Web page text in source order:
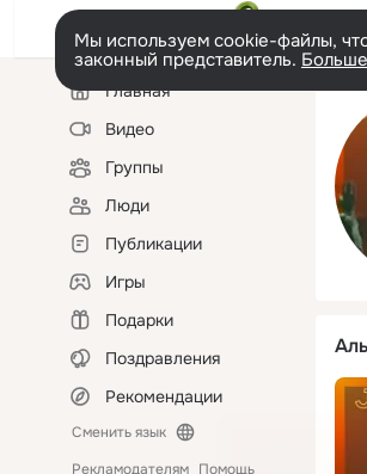
Мы используем cookie-файлы,
законный представитель.
Левая
колонкаГлавная
Видео
Группы
Люди
Публикации
Игры
Подарки
Поздравления
Рекомендации
Сменить язык
Рекламодателям Помощь